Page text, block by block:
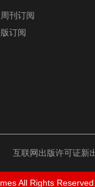
刊订阅
订阅
互联网出版许可证新
All Rights Reserved